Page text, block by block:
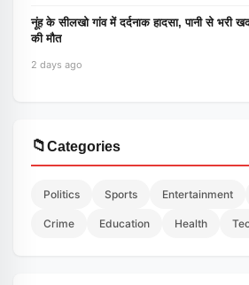
नूंह के सीलखो गांव में दर्दनाक हादसा, पानी से भरी
की मौत
2 days ago
📁Categories
Politics Sports Entertainment
Crime Education Health